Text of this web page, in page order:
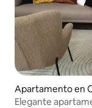
Apartamento en
Elegante